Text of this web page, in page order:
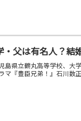
父は有名人？結
島県立鶴丸高等学校、大
マ『豊臣兄弟！』石川数